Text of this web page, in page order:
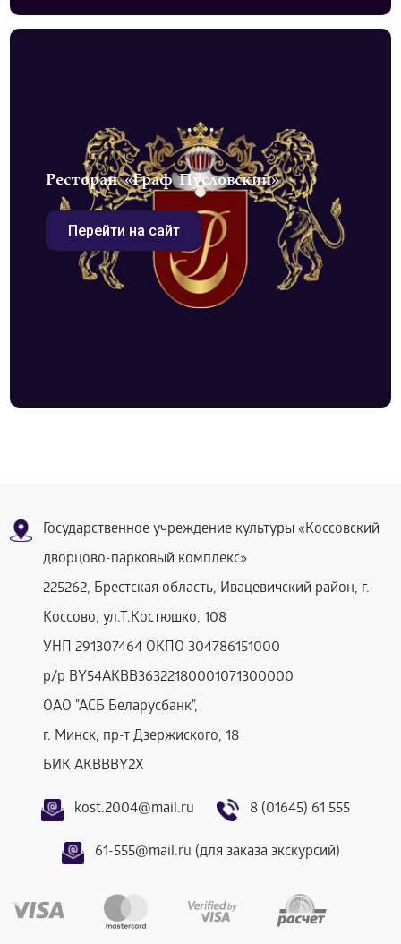
Ресторан «Граф Пусловский»
Перейти на сайт
Государственное учреждение культуры «Коссовский
дворцово-парковый комплекс»
225262, Брестская область, Ивацевичский район, г.
Коссово, ул.Т.Костюшко, 108
УНП 291307464 ОКПО 304786151000
р/р BY54AKBB36322180001071300000
ОАО "АСБ Беларусбанк",
г. Минск, пр-т Дзержиского, 18
БИК AKBBBY2Х
kost.2004@mail.ru 8 (01645) 61 555
61-555@mail.ru (для заказа экскурсий)